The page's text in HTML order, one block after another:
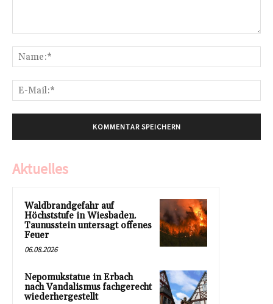
Aktuelles
Waldbrandgefahr auf
Höchststufe in Wiesbaden.
Taunusstein untersagt offenes
Feuer
06.08.2026
Nepomukstatue in Erbach
nach Vandalismus fachgerecht
wiederhergestellt